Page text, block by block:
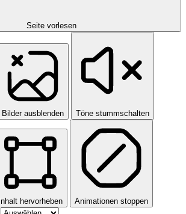
Seite vorlesen
Bilder ausblenden Töne stummschalten
Inhalt hervorheben Animationen stoppen